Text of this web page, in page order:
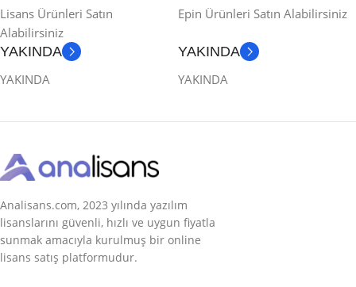
Lisans Ürünleri Satın
Alabilirsiniz
Epin Ürünleri Satın Alabilirsiniz
YAKINDA
YAKINDA
YAKINDA
YAKINDA
Analisans.com, 2023 yılında yazılım
lisanslarını güvenli, hızlı ve uygun fiyatla
sunmak amacıyla kurulmuş bir online
lisans satış platformudur.